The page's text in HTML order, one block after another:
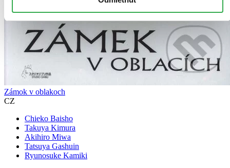
Zámok v oblakoch
CZ
Chieko Baisho
Takuya Kimura
Akihiro Miwa
Tatsuya Gashuin
Ryunosuke Kamiki